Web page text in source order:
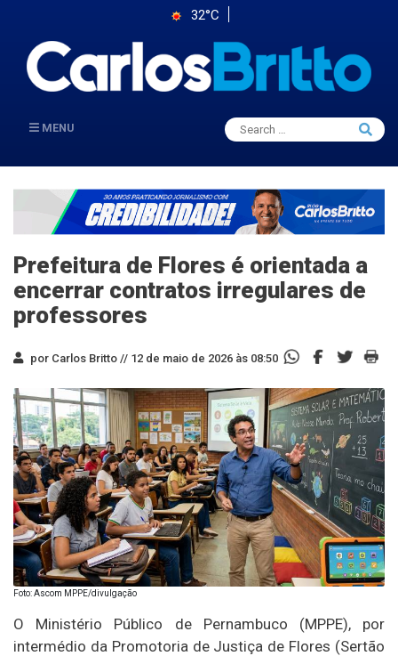
32°C
MENU
Search
for:
Search
Prefeitura de Flores é orientada a
encerrar contratos irregulares de
professores
por Carlos Britto // 12 de maio de 2026 às 08:50
Foto: Ascom MPPE/divulgação
O Ministério Público de Pernambuco (MPPE), por
intermédio da Promotoria de Justiça de Flores (Sertão